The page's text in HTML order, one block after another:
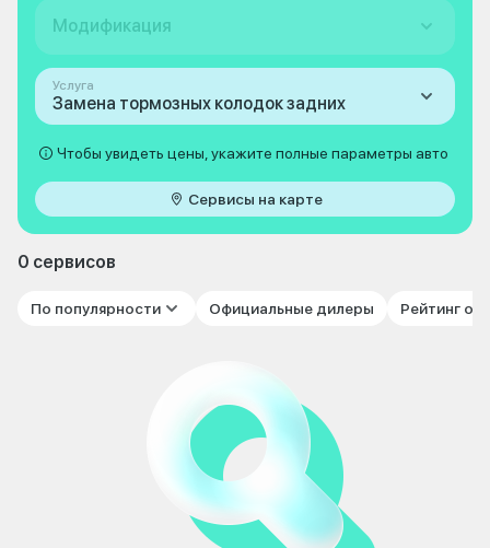
Модификация
Услуга
Замена тормозных колодок задних
Чтобы увидеть цены, укажите полные параметры авто
Сервисы на карте
0 сервисов
По популярности Официальные дилеры Рейтинг